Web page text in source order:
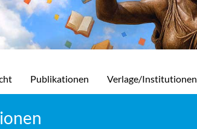
Publikationen Verlage/Institutionen